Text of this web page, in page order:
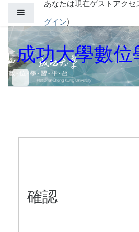
メインコンテンツへスキップする
あなたは現在ゲストアク
グイン)
成功大學數位
確認